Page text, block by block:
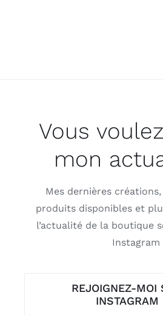
Vous
mon
Mes dernières
produits disponibles et
l’actualité de la boutique
Instagram
REJOIGNEZ-MOI
INSTAGRAM